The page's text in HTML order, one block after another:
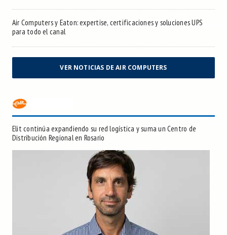
Air Computers y Eaton: expertise, certificaciones y soluciones UPS
para todo el canal
VER NOTICIAS DE AIR COMPUTERS
Elit continúa expandiendo su red logística y suma un Centro de
Distribución Regional en Rosario